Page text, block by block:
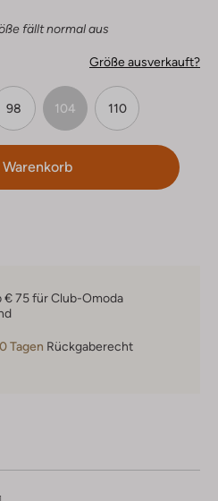
fällt normal aus
Größe ausverkauft?
98 104 110
€ 75 für Club-Omoda
Tagen Rückgaberecht